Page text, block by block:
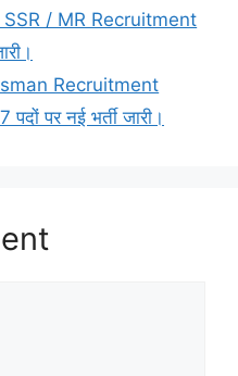
/ MR Recruitment
Recruitment
पर नई भर्ती जारी।